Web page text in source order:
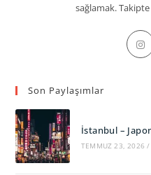
sağlamak. Takipte
Son Paylaşımlar
İstanbul –
TEMMUZ 23, 2026 /